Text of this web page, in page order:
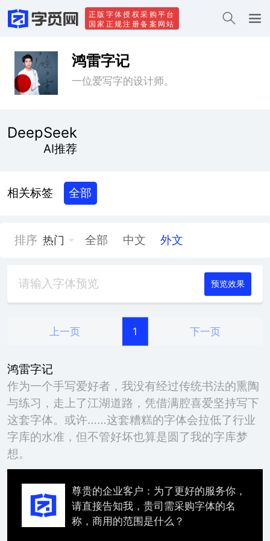
正版字体授权采购平台
国家正规注册备案网站
鸿雷字记
一位爱写字的设计师。
DeepSeek
AI推荐
相关标签 全部
排序 热门 全部 中文 外文
预览效果
上一页 1 下一页
鸿雷字记
作为一个手写爱好者，我没有经过传统书法的熏陶
与练习，走上了江湖道路，凭借满腔喜爱坚持写下
这套字体。或许……这套糟糕的字体会拉低了行业
字库的水准，但不管好坏也算是圆了我的字库梦
想。
尊贵的企业客户：为了更好的服务你，
请直接告知我，贵司需采购字体的名
称，商用的范围是什么？